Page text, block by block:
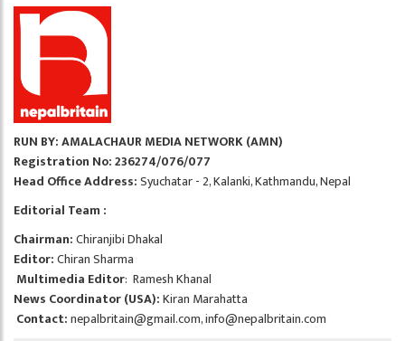
RUN BY: AMALACHAUR MEDIA NETWORK (AMN)
Registration No: 236274/076/077
Head Office Address:Syuchatar - 2, Kalanki, Kathmandu, Nepal
Editorial Team :
Chairman:Chiranjibi Dhakal
Editor:Chiran Sharma
Multimedia Editor: Ramesh Khanal
News Coordinator (USA):Kiran Marahatta
Contact:nepalbritain@gmail.com,info@nepalbritain.com